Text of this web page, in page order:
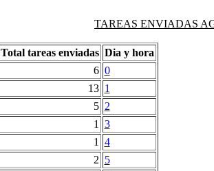
TAREAS ENVIADAS
Total tareas enviadas Dia y hora
6 0
13 1
5 2
1
3
1
4
2 5